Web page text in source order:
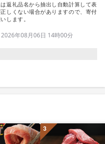
返礼品名から抽出し自動計算して表
しくない場合がありますので、寄付
します。
年08月06日 14時00分
3